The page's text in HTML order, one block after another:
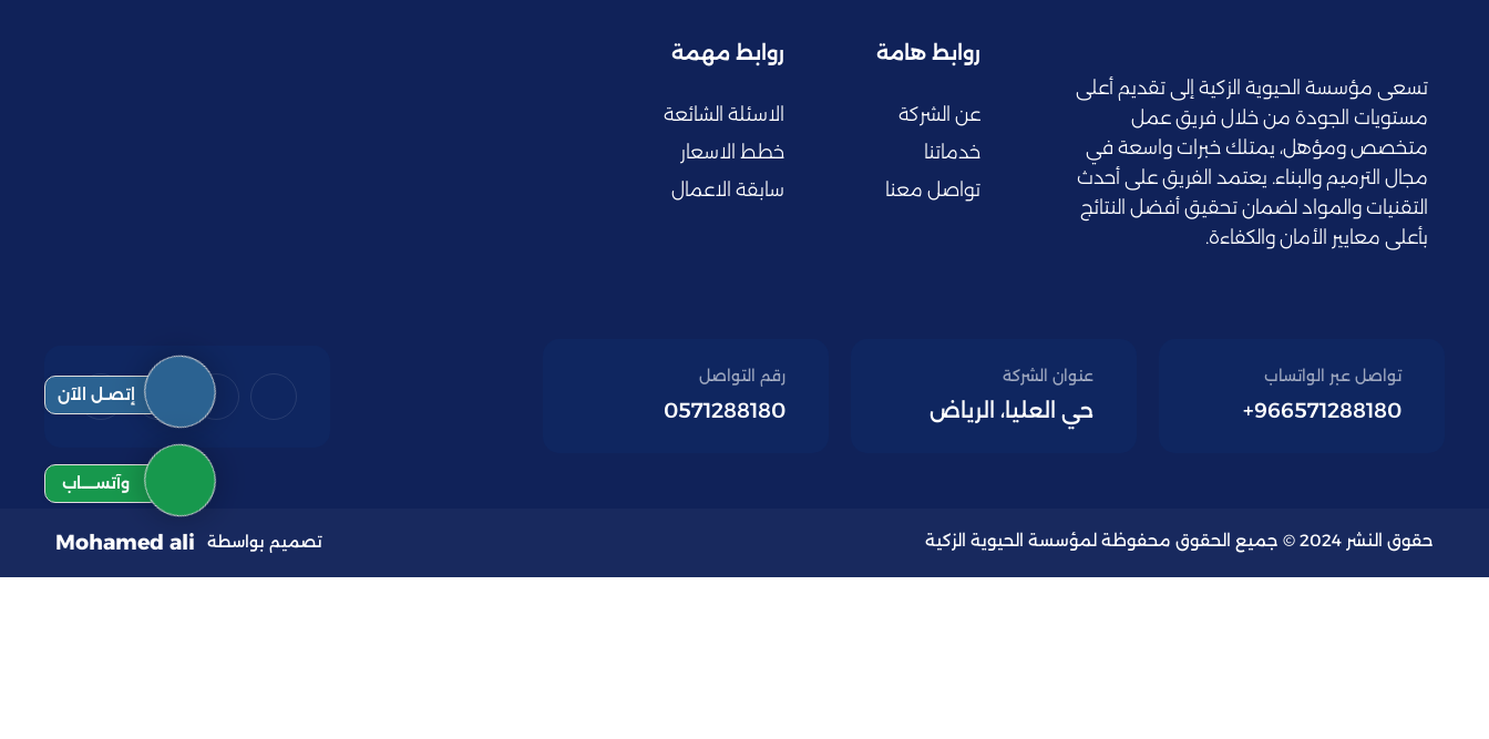
تسعى مؤسسة الحيوية الزكية إلى تقديم أعلى
مستويات الجودة من خلال فريق عمل
متخصص ومؤهل، يمتلك خبرات واسعة في
مجال الترميم والبناء. يعتمد الفريق على أحدث
التقنيات والمواد لضمان تحقيق أفضل النتائج
بأعلى معايير الأمان والكفاءة.
روابط هامة
عن الشركة
خدماتنا
تواصل معنا
روابط مهمة
الاسئلة الشائعة
خطط الاسعار
سابقة الاعمال
تواصل عبر الواتساب
966571288180+
عنوان الشركة
حي العليا، الرياض
رقم التواصل
0571288180
حقوق النشر 2024 © جميع الحقوق محفوظة لمؤسسة الحيوية الزكية تصميم بواسطة Mohamed ali
إتصـل الآن
وآتســــاب